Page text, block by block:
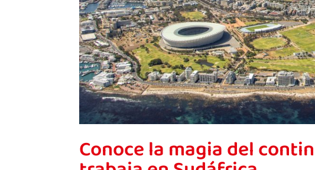
Conoce la magia del